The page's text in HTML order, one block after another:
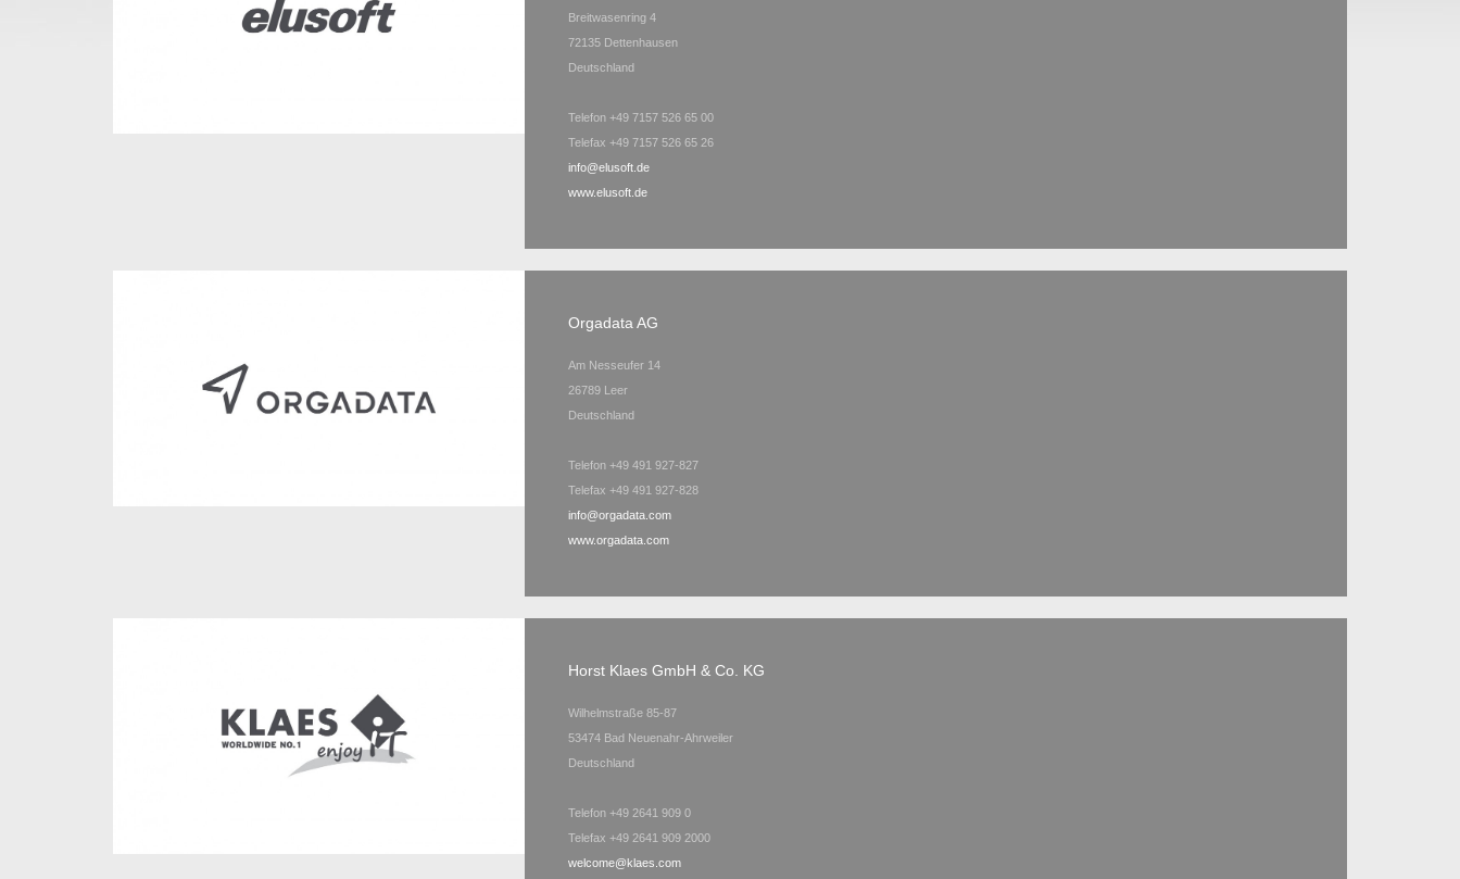
Breitwasenring 4
72135 Dettenhausen
Deutschland
Telefon +49 7157 526 65 00
Telefax +49 7157 526 65 26
info@elusoft.de
www.elusoft.de
Orgadata AG
Am Nesseufer 14
26789 Leer
Deutschland
Telefon +49 491 927-827
Telefax +49 491 927-828
info@orgadata.com
www.orgadata.com
Horst Klaes GmbH & Co. KG
Wilhelmstraße 85-87
53474 Bad Neuenahr-Ahrweiler
Deutschland
Telefon +49 2641 909 0
Telefax +49 2641 909 2000
welcome@klaes.com